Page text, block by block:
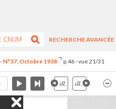
RECHERCHE AVANCÉE
N°37, Octobre 1938 p.46 - vue 21/31